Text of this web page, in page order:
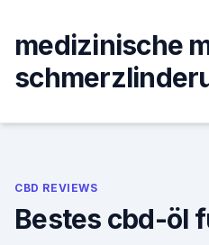
content
medizinische
CBD REVIEWS
Bestes cbd-öl